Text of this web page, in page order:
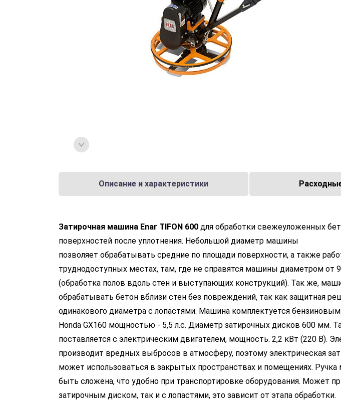
Описание и характеристики
Затирочная машина Enar TIFON 600 для обработки свежеуложенных
поверхностей после уплотнения. Небольшой диаметр машины
позволяет обрабатывать средние по площади поверхности, а также
труднодоступных местах, там, где не справятся машины диаметром от
(обработка полов вдоль стен и выступающих конструкций). Так же,
обрабатывать бетон вблизи стен без повреждений, так как защитная
одинакового диаметра с лопастями. Машина комплектуется
Honda GX160 мощностью - 5,5 л.с. Диаметр затирочных дисков 600 мм.
поставляется с электрическим двигателем, мощность. 2,2 кВт (220 В).
производит вредных выбросов в атмосферу, поэтому электрическая
может использоваться в закрытых пространствах и помещениях.
быть сложена, что удобно при транспортировке оборудования. Может
затирочным диском, так и с лопастями, это зависит от этапа обработки.